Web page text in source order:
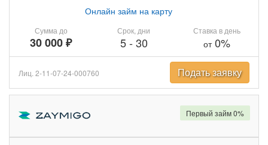
Сумма до
30 000 ₽
Онлайн займ на карту
Срок, дни
5- 30
Ставка в день
от0%
Лиц. 2-11-07-24-000760 Подать заявку
Первый займ 0%